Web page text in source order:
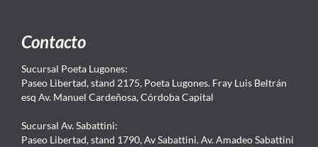
Contacto
Sucursal Poeta Lugones:
Paseo Libertad, stand 2175, Poeta Lugones. Fray Luis Beltrán
esq Av. Manuel Cardeñosa, Córdoba Capital
Sucursal Av. Sabattini:
Paseo Libertad, stand 1790, Av Sabattini. Av. Amadeo Sabattini